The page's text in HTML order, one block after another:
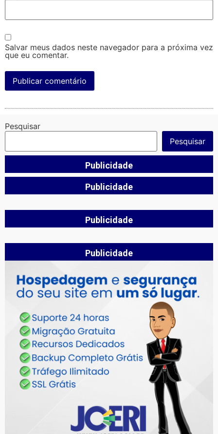
Salvar meus dados neste navegador para a próxima vez
que eu comentar.
Pesquisar
Pesquisar
Publicidade
Publicidade
Publicidade
Publicidade